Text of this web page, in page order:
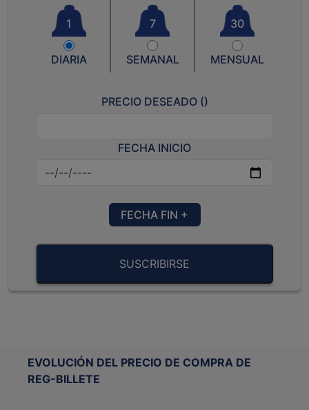
1
DIARIA
7
SEMANAL
30
MENSUAL
PRECIO DESEADO ()
FECHA INICIO
FECHA FIN +
SUSCRIBIRSE
EVOLUCIÓN DEL PRECIO DE COMPRA DE
REG-BILLETE